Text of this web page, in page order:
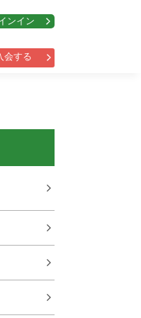
会する
ンイン